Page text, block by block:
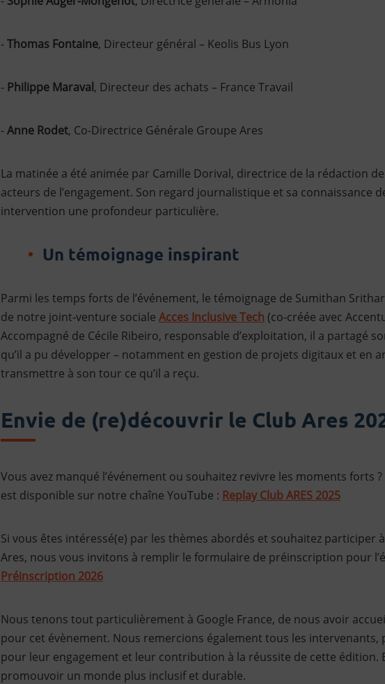
-Thomas Fontaine, Directeur général – Keolis Bus Lyon
- Philippe Maraval , Directeur des achats – France Travail
-Anne Rodet, Co-Directrice Générale Groupe Ares
La matinée a été animée par Camille Dorival, directrice de la rédaction
acteurs de l’engagement. Son regard journalistique et sa connaissance
intervention une profondeur particulière.
Un témoignage inspirant
Parmi les temps forts de l’événement, le témoignage de Sumithan
de notre joint-venture sociale Acces Inclusive Tech (co-créée avec
Accompagné de Cécile Ribeiro, responsable d’exploitation, il a partagé
qu’il a pu développer – notamment en gestion de projets digitaux et en
transmettre à son tour ce qu’il a reçu.
Envie de (re)découvrir le Club Ares
Vous avez manqué l’événement ou souhaitez revivre les moments forts
est disponible sur notre chaîne YouTube : Replay Club ARES 2025
Si vous êtes intéressé(e) par les thèmes abordés et souhaitez participer
Ares, nous vous invitons à remplir le formulaire de préinscription pour
Préinscription 2026
Nous tenons tout particulièrement à Google France, de nous avoir
pour cet évènement. Nous remercions également tous les
pour leur engagement et leur contribution à la réussite de cette édition.
promouvoir un monde plus inclusif et durable.